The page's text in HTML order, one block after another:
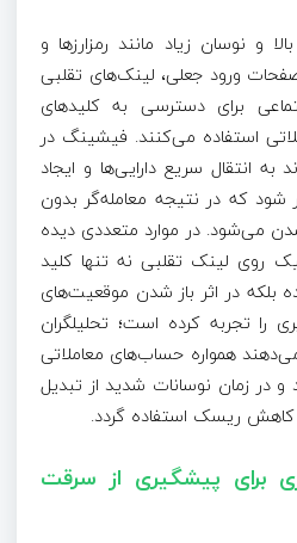
و نوسان زیاد مانند رمزارزها و
صفحات ورود جعلی، لینک‌های تقلبی
برای دسترسی به کلیدهای
استفاده می‌کنند. فیشینگ در
به انتقال سریع دارایی‌ها و ایجاد
که در نتیجه معامله‌گر بدون
می‌شود. در موارد متعددی دیده
روی لینک تقلبی نه تنها کلید
در اثر باز شدن موقعیت‌های
را تجربه کرده است؛ تحلیلگران
همواره حساب‌های معاملاتی
و در زمان نوسانات شدید از تبدیل
کاهش ریسک استفاده گردد.
برای پیشگیری از سرقت